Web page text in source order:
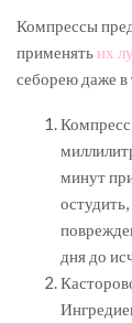
Компрессы
применятьих
себорею даже
минут
дня до